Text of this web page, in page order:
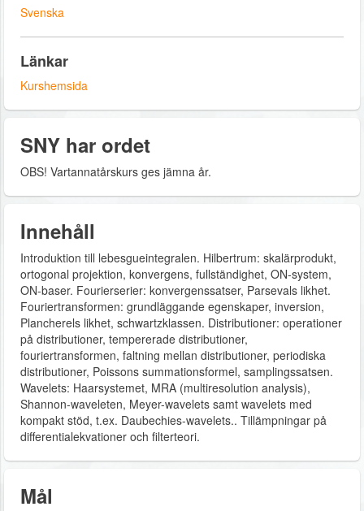
Svenska
Länkar
Kurshemsida
SNY har ordet
OBS! Vartannatårskurs ges jämna år.
Innehåll
Introduktion till lebesgueintegralen. Hilbertrum: skalärprodukt,
ortogonal projektion, konvergens, fullständighet, ON-system,
ON-baser. Fourierserier: konvergenssatser, Parsevals likhet.
Fouriertransformen: grundläggande egenskaper, inversion,
Plancherels likhet, schwartzklassen. Distributioner: operationer
på distributioner, tempererade distributioner,
fouriertransformen, faltning mellan distributioner, periodiska
distributioner, Poissons summationsformel, samplingssatsen.
Wavelets: Haarsystemet, MRA (multiresolution analysis),
Shannon-waveleten, Meyer-wavelets samt wavelets med
kompakt stöd, t.ex. Daubechies-wavelets.. Tillämpningar på
differentialekvationer och filterteori.
Mål